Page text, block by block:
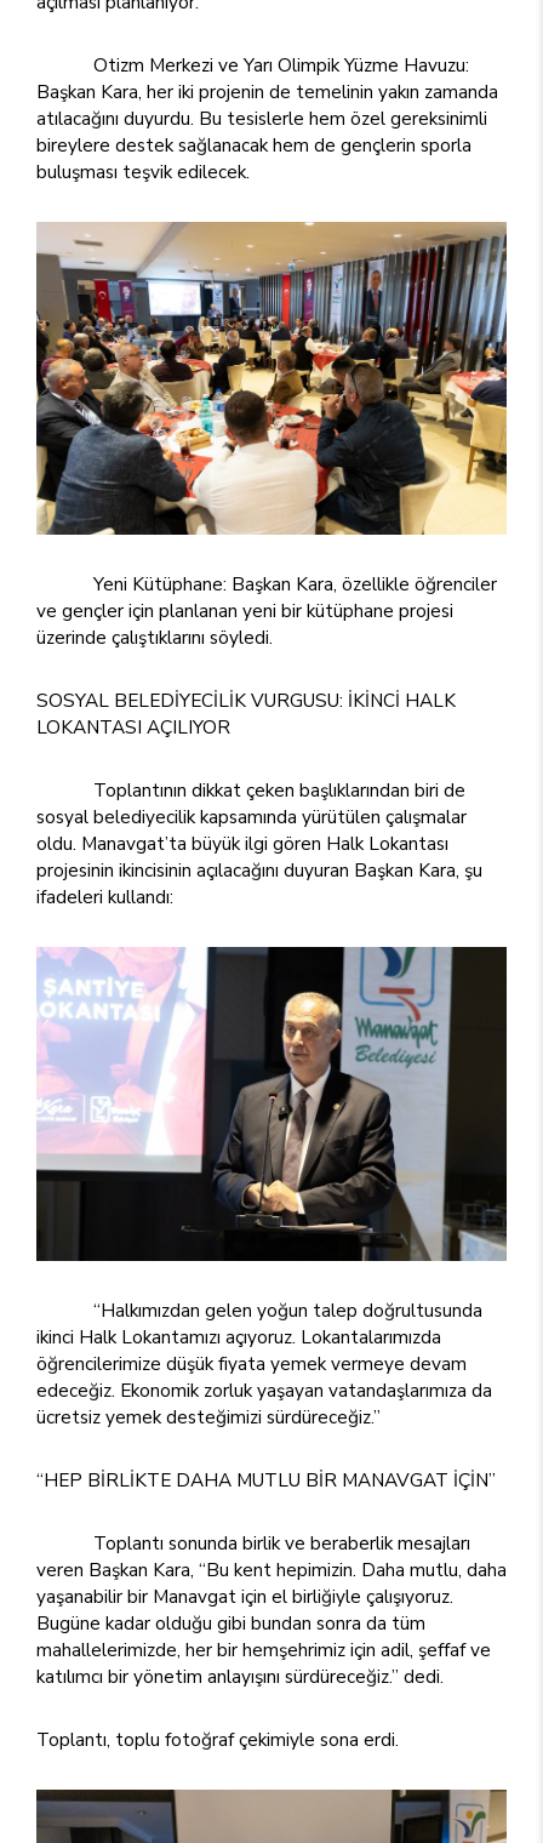
Otizm Merkezi ve Yarı Olimpik Yüzme Havuzu:
Başkan Kara, her iki projenin de temelinin yakın zamanda
atılacağını duyurdu. Bu tesislerle hem özel gereksinimli
bireylere destek sağlanacak hem de gençlerin sporla
buluşması teşvik edilecek.
Yeni Kütüphane: Başkan Kara, özellikle öğrenciler
ve gençler için planlanan yeni bir kütüphane projesi
üzerinde çalıştıklarını söyledi.
SOSYAL BELEDİYECİLİK VURGUSU: İKİNCİ HALK
LOKANTASI AÇILIYOR
Toplantının dikkat çeken başlıklarından biri de
sosyal belediyecilik kapsamında yürütülen çalışmalar
oldu. Manavgat’ta büyük ilgi gören Halk Lokantası
projesinin ikincisinin açılacağını duyuran Başkan Kara, şu
ifadeleri kullandı:
“Halkımızdan gelen yoğun talep doğrultusunda
ikinci Halk Lokantamızı açıyoruz. Lokantalarımızda
öğrencilerimize düşük fiyata yemek vermeye devam
edeceğiz. Ekonomik zorluk yaşayan vatandaşlarımıza da
ücretsiz yemek desteğimizi sürdüreceğiz.”
“HEP BİRLİKTE DAHA MUTLU BİR MANAVGAT İÇİN”
Toplantı sonunda birlik ve beraberlik mesajları
veren Başkan Kara, “Bu kent hepimizin. Daha mutlu, daha
yaşanabilir bir Manavgat için el birliğiyle çalışıyoruz.
Bugüne kadar olduğu gibi bundan sonra da tüm
mahallelerimizde, her bir hemşehrimiz için adil, şeffaf ve
katılımcı bir yönetim anlayışını sürdüreceğiz.” dedi.
Toplantı, toplu fotoğraf çekimiyle sona erdi.